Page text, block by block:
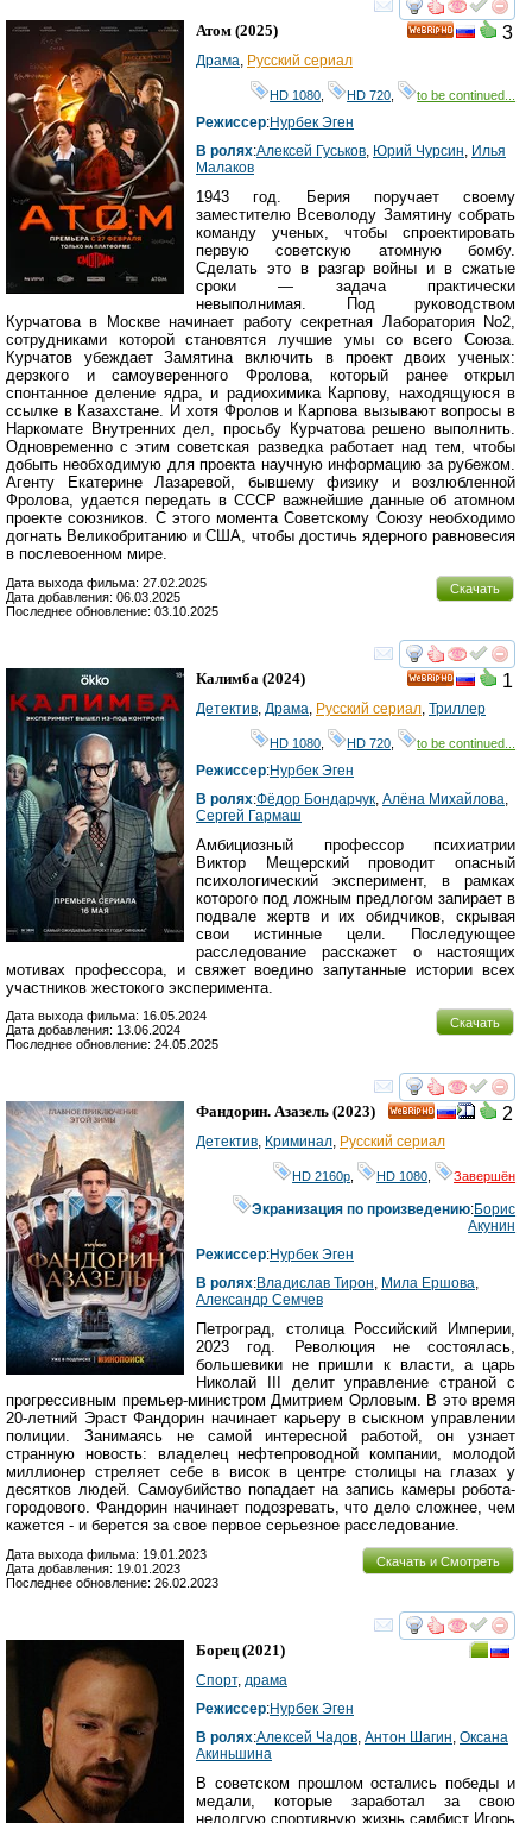
смотреть
3
Атом (2025)
Драма Русский сериал
HD 1080 HD 720 to be continued...
Режиссер:Нурбек Эген
В ролях:Алексей Гуськов Юрий Чурсин Илья
Малаков
1943 год. Берия поручает своему
заместителю Всеволоду Замятину собрать
команду ученых, чтобы спроектировать
первую советскую атомную бомбу.
Сделать это в разгар войны и в сжатые
сроки — задача практически
невыполнимая. Под руководством
Курчатова в Москве начинает работу секретная Лаборатория No2,
сотрудниками которой становятся лучшие умы со всего Союза.
Курчатов убеждает Замятина включить в проект двоих ученых:
дерзкого и самоуверенного Фролова, который ранее открыл
спонтанное деление ядра, и радиохимика Карпову, находящуюся в
ссылке в Казахстане. И хотя Фролов и Карпова вызывают вопросы в
Наркомате Внутренних дел, просьбу Курчатова решено выполнить.
Одновременно с этим советская разведка работает над тем, чтобы
добыть необходимую для проекта научную информацию за рубежом.
Агенту Екатерине Лазаревой, бывшему физику и возлюбленной
Фролова, удается передать в СССР важнейшие данные об атомном
проекте союзников. С этого момента Советскому Союзу необходимо
догнать Великобританию и США, чтобы достичь ядерного равновесия
в послевоенном мире.
Скачать
Дата выхода фильма: 27.02.2025
Дата добавления: 06.03.2025
Последнее обновление: 03.10.2025
смотреть
1
Калимба (2024)
Детектив Драма Русский сериал Триллер
HD 1080 HD 720 to be continued...
Режиссер:Нурбек Эген
В ролях:Фёдор Бондарчук Алёна Михайлова
Сергей Гармаш
Амбициозный профессор психиатрии
Виктор Мещерский проводит опасный
психологический эксперимент, в рамках
которого под ложным предлогом запирает в
подвале жертв и их обидчиков, скрывая
свои истинные цели. Последующее
расследование расскажет о настоящих
мотивах профессора, и свяжет воедино запутанные истории всех
участников жестокого эксперимента.
Скачать
Дата выхода фильма: 16.05.2024
Дата добавления: 13.06.2024
Последнее обновление: 24.05.2025
смотреть
2
Фандорин. Азазель (2023)
Детектив, Криминал, Русский сериал
HD 2160р HD 1080 Завершён
Экранизация по произведению:Борис
Акунин
Режиссер:Нурбек Эген
В ролях:Владислав Тирон, Мила Ершова,
Александр Семчев
Петроград, столица Российский Империи,
2023 год. Революция не состоялась,
большевики не пришли к власти, а царь
Николай III делит управление страной с
прогрессивным премьер-министром Дмитрием Орловым. В это время
20-летний Эраст Фандорин начинает карьеру в сыскном управлении
полиции. Занимаясь не самой интересной работой, он узнает
странную новость: владелец нефтепроводной компании, молодой
миллионер стреляет себе в висок в центре столицы на глазах у
десятков людей. Самоубийство попадает на запись камеры робота-
городового. Фандорин начинает подозревать, что дело сложнее, чем
кажется - и берется за свое первое серьезное расследование.
Скачать и Смотреть
Дата выхода фильма: 19.01.2023
Дата добавления: 19.01.2023
Последнее обновление: 26.02.2023
смотреть
Борец(2021)
Спорт, драма
Режиссер:Нурбек Эген
В ролях:Алексей Чадов, Антон Шагин, Оксана
Акиньшина
В советском прошлом остались победы и
медали, которые заработал за свою
недолгую спортивную жизнь самбист Игорь